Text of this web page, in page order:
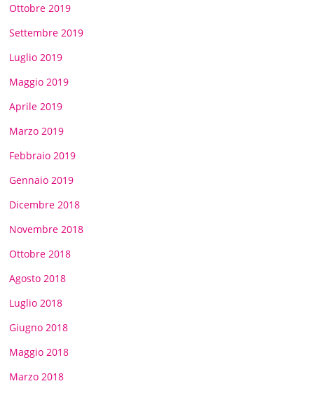
Ottobre 2019
Settembre 2019
Luglio 2019
Maggio 2019
Aprile 2019
Marzo 2019
Febbraio 2019
Gennaio 2019
Dicembre 2018
Novembre 2018
Ottobre 2018
Agosto 2018
Luglio 2018
Giugno 2018
Maggio 2018
Marzo 2018